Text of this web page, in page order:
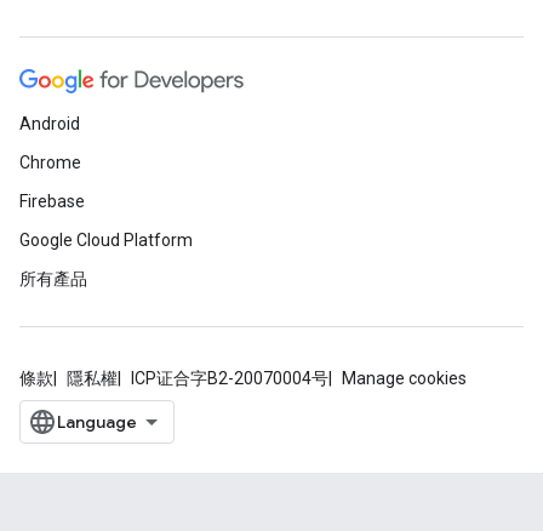
Android
Chrome
Firebase
Google Cloud Platform
所有產品
條款 隱私權 ICP证合字B2-20070004号 Manage cookies